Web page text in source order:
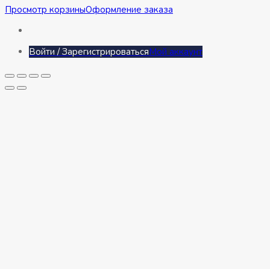
Просмотр корзиныОформление заказа
Войти / ЗарегистрироватьсяМой аккаунт